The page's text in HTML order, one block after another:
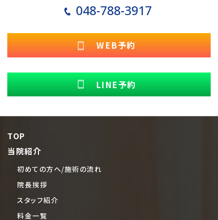
048-788-3917
WEB予約
LINE予約
TOP
当院紹介
初めての方へ/施術の流れ
院長挨拶
スタッフ紹介
料金一覧